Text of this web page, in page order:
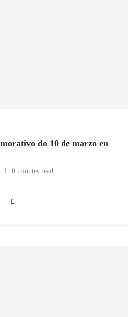
do 10 de marzo en
0 minutes read